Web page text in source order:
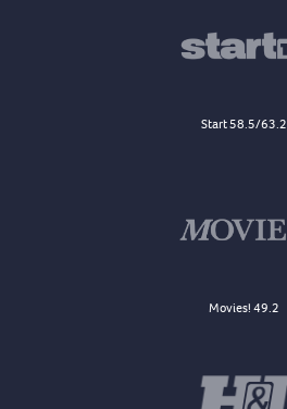
Start 58.5/63.2
Movies! 49.2